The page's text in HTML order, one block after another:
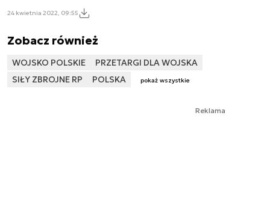
24 kwietnia 2022, 09:55
Zobacz również
WOJSKO POLSKIE
PRZETARGI DLA WOJSKA
SIŁY ZBROJNE RP
POLSKA pokaż wszystkie
Reklama